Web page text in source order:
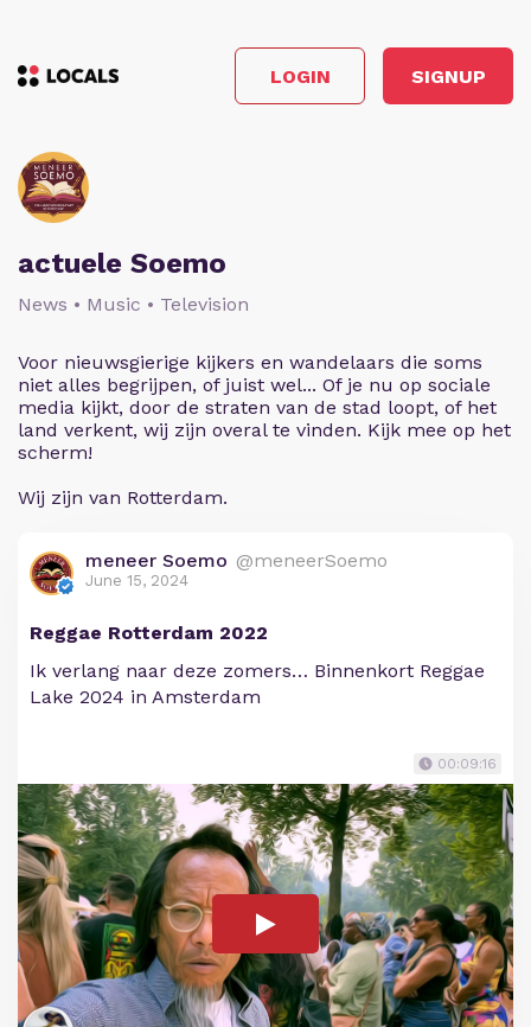
LOGIN SIGNUP
actuele Soemo
News • Music • Television
Voor nieuwsgierige kijkers en wandelaars die soms
niet alles begrijpen, of juist wel... Of je nu op sociale
media kijkt, door de straten van de stad loopt, of het
land verkent, wij zijn overal te vinden. Kijk mee op het
scherm!
Wij zijn van Rotterdam.
meneer Soemo @meneerSoemo
June 15, 2024
Reggae Rotterdam 2022
Ik verlang naar deze zomers… Binnenkort Reggae
Lake 2024 in Amsterdam
00:09:16